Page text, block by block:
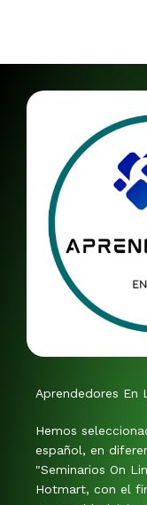
Aprendedores En
Hemos
español, en
"Seminarios On
Hotmart, con el